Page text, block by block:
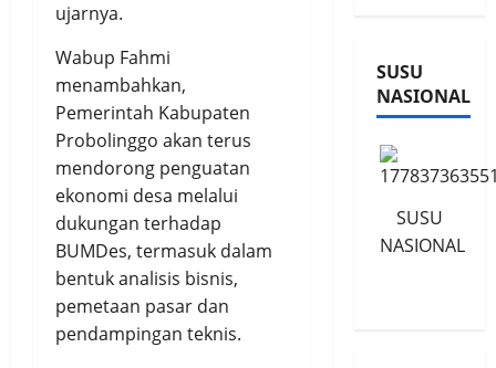
ujarnya.
Wabup Fahmi
menambahkan,
Pemerintah Kabupaten
Probolinggo akan terus
mendorong penguatan
ekonomi desa melalui
dukungan terhadap
BUMDes, termasuk dalam
bentuk analisis bisnis,
pemetaan pasar dan
pendampingan teknis.
SUSU
NASIONAL
SUSU
NASIONAL